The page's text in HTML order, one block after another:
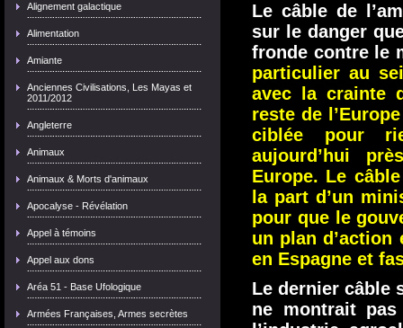
Alignement galactique
Alimentation
Amiante
Anciennes Civilisations, Les Mayas et
2011/2012
Angleterre
Animaux
Animaux & Morts d'animaux
Apocalyse - Révélation
Appel à témoins
Appel aux dons
Aréa 51 - Base Ufologique
Armées Françaises, Armes secrètes
Le câble de
sur le danger
fronde contre le
particulier au
avec la crainte
reste de
ciblée pour
aujourd’hui
Europe. Le
la part d’un
pour que le
un plan d’action
en Espagne et
Le dernier câble
ne montrait